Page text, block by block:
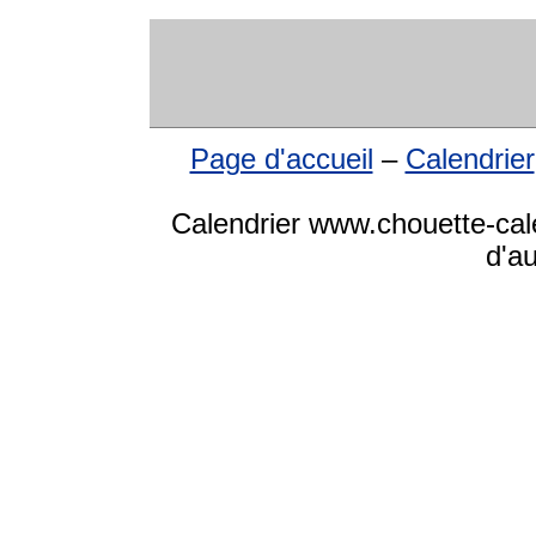
Page d'accueil – Calendrier
Calendrier www.chouette-